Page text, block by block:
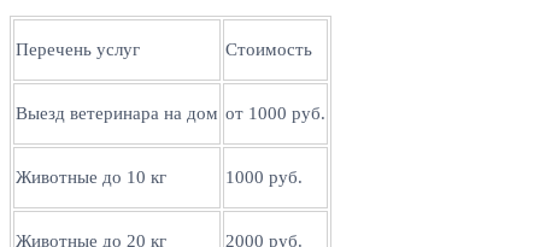
Перечень услуг Стоимость
Выезд ветеринара на дом от 1000 руб.
Животные до 10 кг 1000 руб.
Животные до 20 кг 2000 руб.